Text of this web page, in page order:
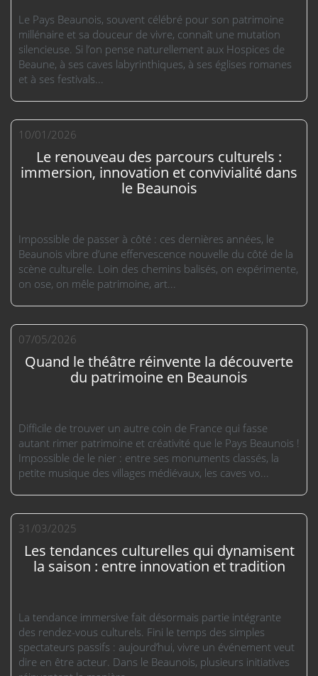
Le Pays Beaunois, souvent célébré pour son patrimoine
millénaire et sa douceur de vivre, connaît une mutation
silencieuse. Si l’on pense naturellement aux Hospices de
Beaune, à ses caves labyrinthiques, à ses églises romanes
et à ses festivals...
10/01/2026
Le renouveau des parcours culturels :
immersion, innovation et convivialité dans
le Beaunois
Impossible de passer à côté : ces dernières années, le
Beaunois vibre d’une effervescence nouvelle du côté de la
scène culturelle. Loin des chemins balisés, on expérimente,
on ose, on mêle patrimoine, art...
07/05/2026
Quand le théâtre réinvente la découverte
du patrimoine en Beaunois
Difficile de trouver un autre coin de France qui fasse
autant rimer patrimoine et créativité que le Pays Beaunois !
Impossible de le nier : entre ses monuments classés, la
petite musique des villages médiévaux, les caves vo...
31/03/2025
Les tendances culturelles qui dynamisent
la saison : entre innovation et tradition
La tendance immersive fait désormais partie intégrante
des rendez-vous culturels. Fini le temps des simples
spectateurs passifs : aujourd’hui, vivre un événement veut
dire en être acteur. Dans le Beaunois, plusieurs initiatives